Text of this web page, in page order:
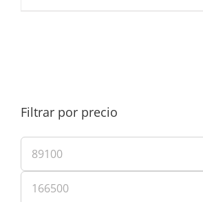
Filtrar por precio